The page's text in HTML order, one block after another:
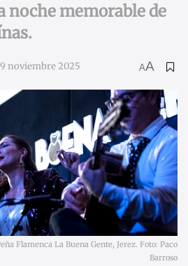
noche memorable de
9 noviembre 2025 AA
Flamenca La Buena Gente, Jerez. Foto: Paco
Barroso